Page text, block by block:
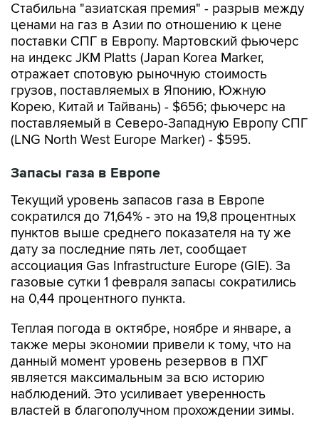
Стабильна "азиатская премия" - разрыв между
ценами на газ в Азии по отношению к цене
поставки СПГ в Европу. Мартовский фьючерс
на индекс JKM Platts (Japan Korea Marker,
отражает спотовую рыночную стоимость
грузов, поставляемых в Японию, Южную
Корею, Китай и Тайвань) - $656; фьючерс на
поставляемый в Северо-Западную Европу СПГ
(LNG North West Europe Marker) - $595.
Запасы газа в Европе
Текущий уровень запасов газа в Европе
сократился до 71,64% - это на 19,8 процентных
пунктов выше среднего показателя на ту же
дату за последние пять лет, сообщает
ассоциация Gas Infrastructure Europe (GIE). За
газовые сутки 1 февраля запасы сократились
на 0,44 процентного пункта.
Теплая погода в октябре, ноябре и январе, а
также меры экономии привели к тому, что на
данный момент уровень резервов в ПХГ
является максимальным за всю историю
наблюдений. Это усиливает уверенность
властей в благополучном прохождении зимы.